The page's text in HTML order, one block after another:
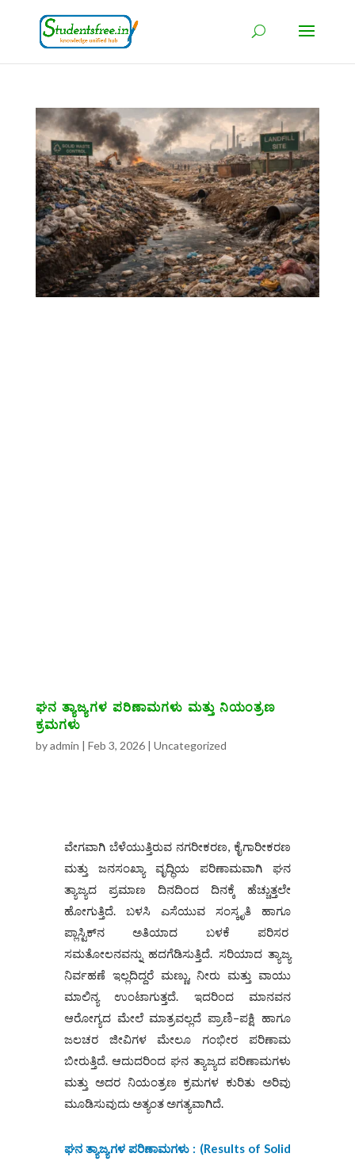
ಘನ ತ್ಯಾಜ್ಯಗಳ ಪರಿಣಾಮಗಳು ಮತ್ತು ನಿಯಂತ್ರಣ
ಕ್ರಮಗಳು
byadmin | Feb 3, 2026| Uncategorized
ವೇಗವಾಗಿ ಬೆಳೆಯುತ್ತಿರುವ ನಗರೀಕರಣ, ಕೈಗಾರೀಕರಣ
ಮತ್ತು ಜನಸಂಖ್ಯಾ ವೃದ್ಧಿಯ ಪರಿಣಾಮವಾಗಿ ಘನ
ತ್ಯಾಜ್ಯದ ಪ್ರಮಾಣ ದಿನದಿಂದ ದಿನಕ್ಕೆ ಹೆಚ್ಚುತ್ತಲೇ
ಹೋಗುತ್ತಿದೆ. ಬಳಸಿ ಎಸೆಯುವ ಸಂಸ್ಕೃತಿ ಹಾಗೂ
ಪ್ಲಾಸ್ಟಿಕ್‌ನ ಅತಿಯಾದ ಬಳಕೆ ಪರಿಸರ
ಸಮತೋಲನವನ್ನು ಹದಗೆಡಿಸುತ್ತಿದೆ. ಸರಿಯಾದ ತ್ಯಾಜ್ಯ
ನಿರ್ವಹಣೆ ಇಲ್ಲದಿದ್ದರೆ ಮಣ್ಣು, ನೀರು ಮತ್ತು ವಾಯು
ಮಾಲಿನ್ಯ ಉಂಟಾಗುತ್ತದೆ. ಇದರಿಂದ ಮಾನವನ
ಆರೋಗ್ಯದ ಮೇಲೆ ಮಾತ್ರವಲ್ಲದೆ ಪ್ರಾಣಿ–ಪಕ್ಷಿ ಹಾಗೂ
ಜಲಚರ ಜೀವಿಗಳ ಮೇಲೂ ಗಂಭೀರ ಪರಿಣಾಮ
ಬೀರುತ್ತಿದೆ. ಆದುದರಿಂದ ಘನ ತ್ಯಾಜ್ಯದ ಪರಿಣಾಮಗಳು
ಮತ್ತು ಅದರ ನಿಯಂತ್ರಣ ಕ್ರಮಗಳ ಕುರಿತು ಅರಿವು
ಮೂಡಿಸುವುದು ಅತ್ಯಂತ ಅಗತ್ಯವಾಗಿದೆ.
ಘನ ತ್ಯಾಜ್ಯಗಳ ಪರಿಣಾಮಗಳು : (Results of Solid